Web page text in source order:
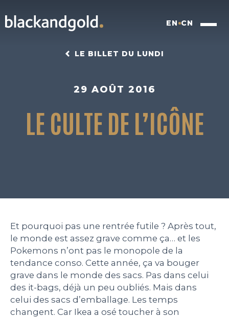
EN CN
INSIGHTFUL BRANDING
BLACKBOX
WORK
PEOPLE
LE BILLET DU LUNDI
LE BILLET DU LUNDI
29 AOÛT 2016
LE CULTE DE L’ICÔNE
Et pourquoi pas une rentrée futile ? Après tout,
le monde est assez grave comme ça… et les
Pokemons n’ont pas le monopole de la
tendance conso. Cette année, ça va bouger
grave dans le monde des sacs. Pas dans celui
des it-bags, déjà un peu oubliés. Mais dans
celui des sacs d’emballage. Les temps
changent. Car Ikea a osé toucher à son